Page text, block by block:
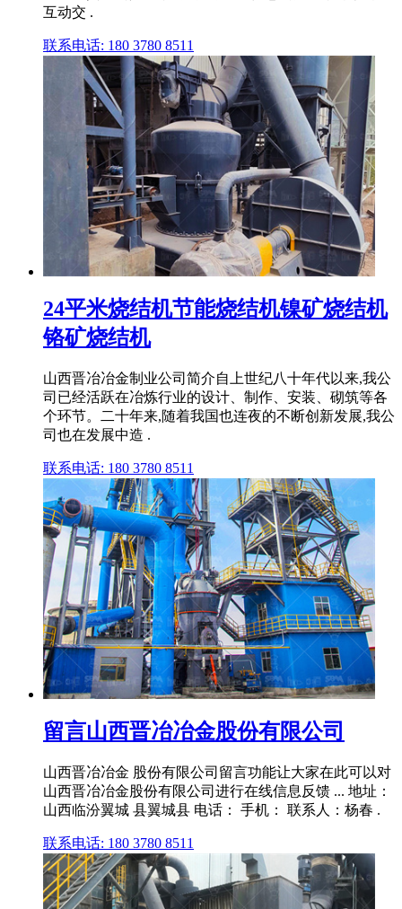
互动交 .
联系电话: 180 3780 8511
24平米烧结机节能烧结机镍矿烧结机
铬矿烧结机
山西晋冶冶金制业公司简介自上世纪八十年代以来,我公
司已经活跃在冶炼行业的设计、制作、安装、砌筑等各
个环节。二十年来,随着我国也连夜的不断创新发展,我公
司也在发展中造 .
联系电话: 180 3780 8511
留言山西晋冶冶金股份有限公司
山西晋冶冶金 股份有限公司留言功能让大家在此可以对
山西晋冶冶金股份有限公司进行在线信息反馈 ... 地址：
山西临汾翼城 县翼城县 电话： 手机： 联系人：杨春 .
联系电话: 180 3780 8511